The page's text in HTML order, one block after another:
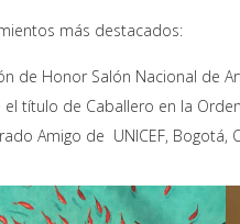
más destacados:
de Honor Salón Nacional de
el título de Caballero en la
Amigo de UNICEF, Bogotá,